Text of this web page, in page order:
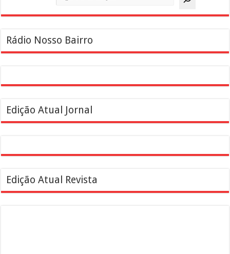
Rádio Nosso Bairro
Edição Atual Jornal
Edição Atual Revista